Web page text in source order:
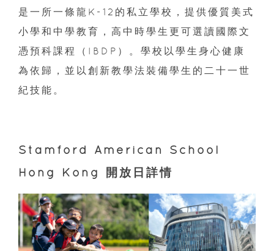
是一所一條龍K-12的私立學校，提供優質美式
小學和中學教育，高中時學生更可選讀國際文
憑預科課程（IBDP）。學校以學生身心健康
為依歸，並以創新教學法裝備學生的二十一世
紀技能。
Stamford American School
Hong Kong 開放日詳情